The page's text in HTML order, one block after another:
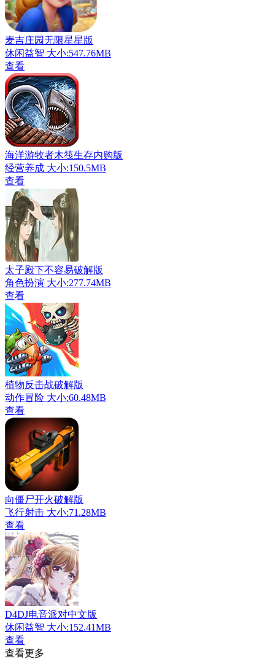
麦吉庄园无限星星版
休闲益智 大小:547.76MB
查看
海洋游牧者木筏生存内购版
经营养成 大小:150.5MB
查看
太子殿下不容易破解版
角色扮演 大小:277.74MB
查看
植物反击战破解版
动作冒险 大小:60.48MB
查看
向僵尸开火破解版
飞行射击 大小:71.28MB
查看
D4DJ电音派对中文版
休闲益智 大小:152.41MB
查看
查看更多